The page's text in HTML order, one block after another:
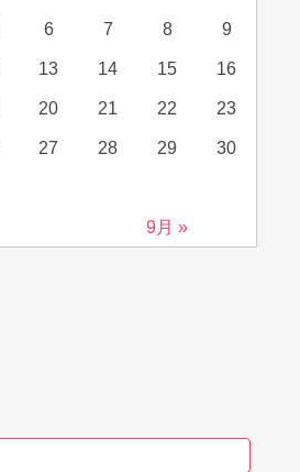
9月 »
6 7 8 9
13 14 15 16
20 21 22 23
27 28 29 30